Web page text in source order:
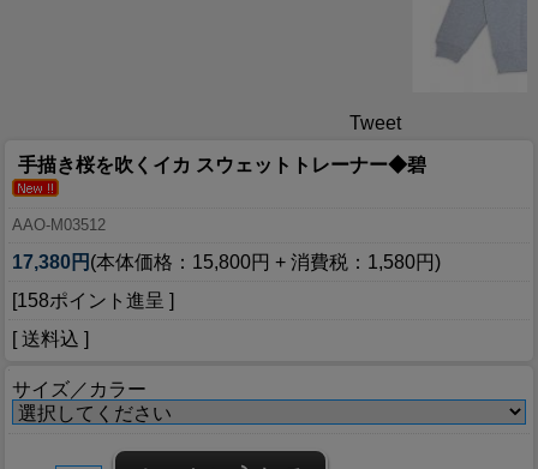
Tweet
手描き桜を吹くイカ スウェットトレーナー◆碧
AAO-M03512
17,380円 (本体価格：15,800円 + 消費税：1,580円)
[158ポイント進呈 ]
[ 送料込 ]
サイズ／カラー